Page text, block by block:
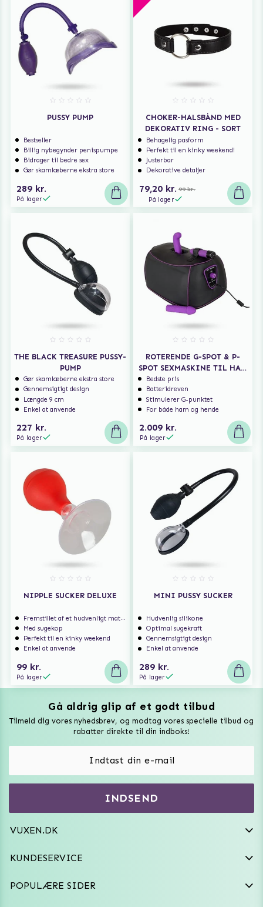
PUSSY PUMP
Bestseller
Billig nybegynder penispumpe
Bidrager til bedre sex
Gør skamlæberne ekstra store
289 kr.
På lager
CHOKER-HALSBÅND MED
DEKORATIV RING - SORT
Behagelig pasform
Perfekt til en kinky weekend!
Justerbar
Dekorative detaljer
79,20 kr. 99 kr.
På lager
THE BLACK TREASURE PUSSY-
PUMP
Gør skamlæberne ekstra store
Gennemsigtigt design
Længde 9 cm
Enkel at anvende
227 kr.
På lager
ROTERENDE G-SPOT & P-
SPOT SEXMASKINE TIL HAM
OG HENDE
Bedste pris
Batteridreven
Stimulerer G-punktet
For både ham og hende
2.009 kr.
På lager
NIPPLE SUCKER DELUXE
Fremstillet af et hudvenligt materiale
Med sugekop
Perfekt til en kinky weekend
Enkel at anvende
99 kr.
På lager
MINI PUSSY SUCKER
Hudvenlig silikone
Optimal sugekraft
Gennemsigtigt design
Enkel at anvende
289 kr.
På lager
Gå aldrig glip af et godt tilbud
Tilmeld dig vores nyhedsbrev, og modtag vores specielle tilbud og
rabatter direkte til din indboks!
INDSEND
VUXEN.DK
VAT: SE556744520901
kundeservice@vuxen.dk
KUNDESERVICE
Fortryd aftale
POPULÆRE SIDER
Vuxen Magazine
Vibratorer
Frækt undertøj